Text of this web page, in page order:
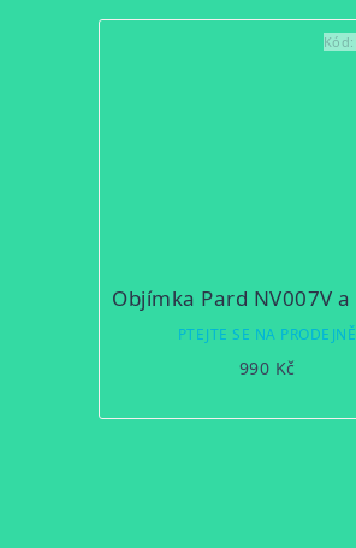
PTEJTE SE NA PRODEJNĚ
990 Kč
Kód: